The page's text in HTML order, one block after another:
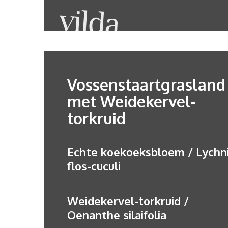
Vossenstaartgrasland
met Weidekervel-
torkruid
Echte koekoeksbloem /
flos-cuculi
Weidekervel-torkruid /
Oenanthe silaifolia